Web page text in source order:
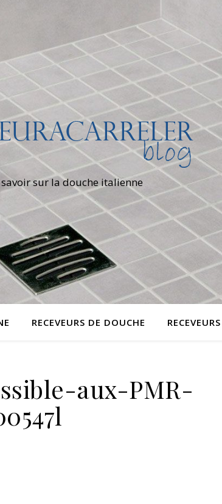
sur la douche italienne
RECEVEURS DE DOUCHE
aux-PMR-